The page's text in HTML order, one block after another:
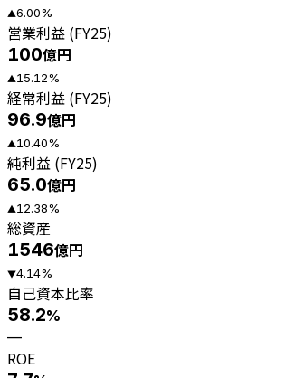
▲6.00%
営業利益 (FY25)
100億円
▲15.12%
経常利益 (FY25)
96.9億円
▲10.40%
純利益 (FY25)
65.0億円
▲12.38%
総資産
1546億円
▼4.14%
自己資本比率
58.2%
—
ROE